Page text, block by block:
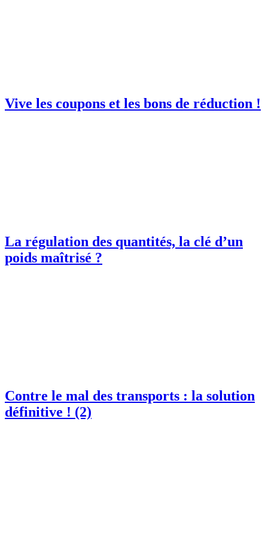
Vive les coupons et les bons de réduction !
La régulation des quantités, la clé d’un
poids maîtrisé ?
Contre le mal des transports : la solution
définitive ! (2)